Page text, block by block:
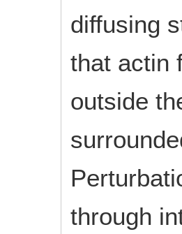
diffusing
that actin
outside
through